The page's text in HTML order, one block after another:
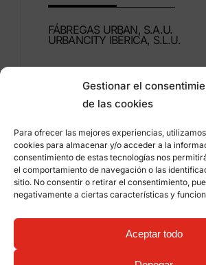
Gestionar el
de las cookies
Para ofrecer las mejores experiencias,
cookies para almacenar y/o acceder a la
consentimiento de estas tecnologías nos
el comportamiento de navegación o las
sitio. No consentir o retirar el consentimiento,
negativamente a ciertas características y
Aceptar todo
FÁBREGAS URBAN, S.A.U.
URBANCITY IBÉRICA, S.L.U.
46960 ALDAIA
Valencia – España
+34 96 151 53 44
info@grupfabregas.com
Grup Fábregas
Acceso
Aviso legal
Política de
Información sobre
mobiliario urbano ECO Friendly –